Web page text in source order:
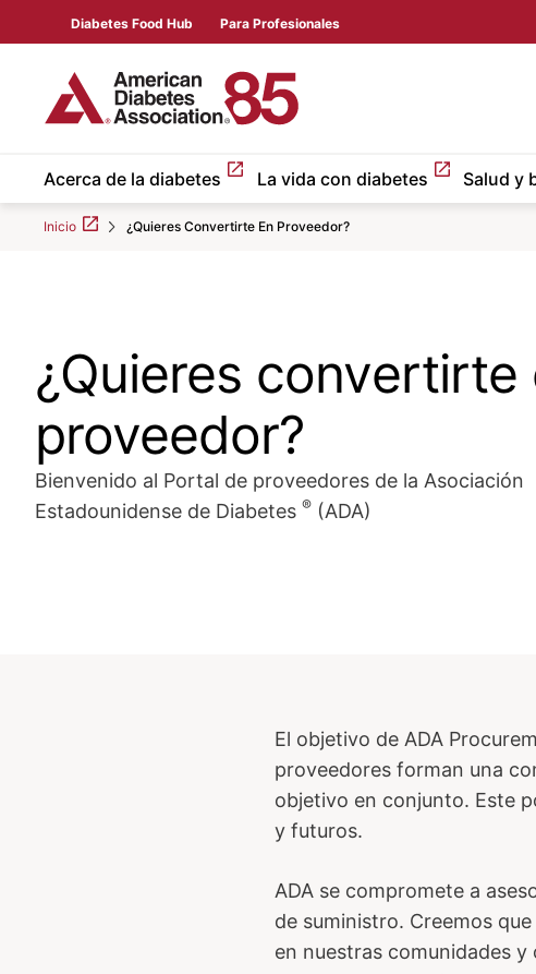
Diabetes Food Hub Para Profesionales
Acerca de la diabetes La vida con diabetes Salud y
Inicio ¿Quieres Convertirte En Proveedor?
content
¿Quieres convertirte
proveedor?
Bienvenido al Portal de proveedores de la Asociación
Estadounidense de Diabetes ® (ADA)
El objetivo de ADA
proveedores forman una
objetivo en conjunto. Este
y futuros.
ADA se compromete a
de suministro. Creemos
en nuestras comunidades